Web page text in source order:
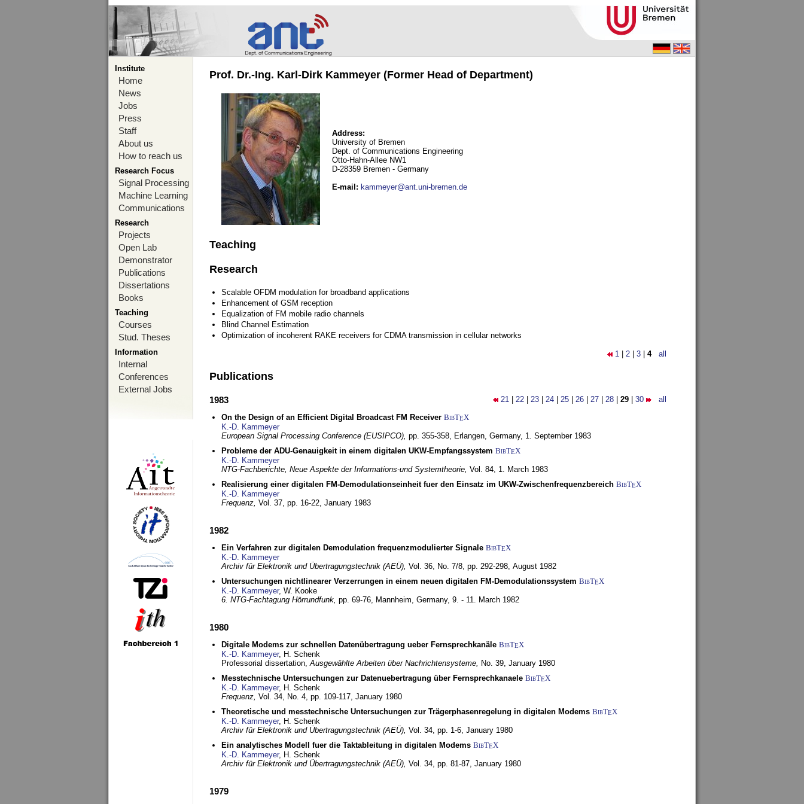
Institute
Home
News
Jobs
Press
Staff
About us
How to reach us
Research Focus
Signal Processing
Machine Learning
Communications
Research
Projects
Open Lab
Demonstrator
Publications
Dissertations
Books
Teaching
Courses
Stud. Theses
Information
Internal
Conferences
External Jobs
Prof. Dr.-Ing. Karl-Dirk Kammeyer (Former Head of Department)
Address:
University of Bremen
Dept. of Communications Engineering
Otto-Hahn-Allee NW1
D-28359 Bremen - Germany
E-mail : kammeyer@ant.uni-bremen.de
Teaching
Research
Scalable OFDM modulation for broadband applications
Enhancement of GSM reception
Equalization of FM mobile radio channels
Blind Channel Estimation
Optimization of incoherent RAKE receivers for CDMA transmission in cellular networks
1 2 3 4 all
Publications
21 22 23 24 25 26 27 28 29 30 all
1983
On the Design of an Efficient Digital Broadcast FM Receiver BibTEX
K.-D. Kammeyer
European Signal Processing Conference (EUSIPCO), pp. 355-358, Erlangen, Germany, 1. September 1983
Probleme der ADU-Genauigkeit in einem digitalen UKW-Empfangssystem BibTEX
K.-D. Kammeyer
NTG-Fachberichte, Neue Aspekte der Informations-und Systemtheorie, Vol. 84, 1. March 1983
Realisierung einer digitalen FM-Demodulationseinheit fuer den Einsatz im UKW-Zwischenfrequenzbereich BibTEX
K.-D. Kammeyer
Frequenz, Vol. 37, pp. 16-22, January 1983
1982
Ein Verfahren zur digitalen Demodulation frequenzmodulierter Signale BibTEX
K.-D. Kammeyer
Archiv für Elektronik und Übertragungstechnik (AEÜ), Vol. 36, No. 7/8, pp. 292-298, August 1982
Untersuchungen nichtlinearer Verzerrungen in einem neuen digitalen FM-Demodulationssystem BibTEX
K.-D. Kammeyer, W. Kooke
6. NTG-Fachtagung Hörrundfunk, pp. 69-76, Mannheim, Germany, 9. - 11. March 1982
1980
Digitale Modems zur schnellen Datenübertragung ueber Fernsprechkanäle BibTEX
K.-D. Kammeyer, H. Schenk
Professorial dissertation,Ausgewählte Arbeiten über Nachrichtensysteme, No. 39, January 1980
Messtechnische Untersuchungen zur Datenuebertragung über Fernsprechkanaele BibTEX
K.-D. Kammeyer, H. Schenk
Frequenz, Vol. 34, No. 4, pp. 109-117, January 1980
Theoretische und messtechnische Untersuchungen zur Trägerphasenregelung in digitalen Modems BibTEX
K.-D. Kammeyer, H. Schenk
Archiv für Elektronik und Übertragungstechnik (AEÜ), Vol. 34, pp. 1-6, January 1980
Ein analytisches Modell fuer die Taktableitung in digitalen Modems BibTEX
K.-D. Kammeyer, H. Schenk
Archiv für Elektronik und Übertragungstechnik (AEÜ), Vol. 34, pp. 81-87, January 1980
1979